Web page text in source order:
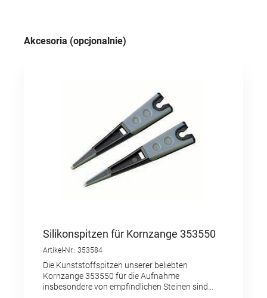
Pomiń galerię produktów
Akcesoria (opcjonalnie)
Silikonspitzen für Kornzange 353550
Artikel-Nr.: 353584
Die Kunststoffspitzen unserer beliebten
Kornzange 353550 für die Aufnahme
insbesondere von empfindlichen Steinen sind